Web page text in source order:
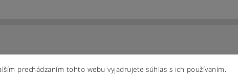
hodnotenie súhlasíte s podmienkami ochrany osobných
prechádzaním tohto webu vyjadrujete súhlas s ich používaním.